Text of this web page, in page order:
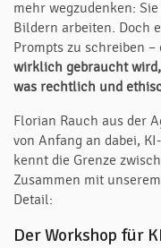
mehr wegzudenken:
Bildern arbeiten. Doch
Prompts zu schreiben
wirklich gebraucht wird,
was rechtlich und
Florian Rauch aus der
von Anfang an dabei,
kennt die Grenze
Zusammen mit
Detail:
Der Workshop für